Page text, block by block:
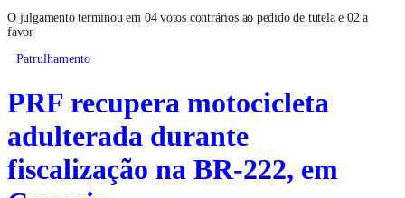
O julgamento terminou em 04 votos contrários ao pedido de tutela e 02 a
favor
Patrulhamento
PRF recupera motocicleta
adulterada durante
fiscalização na BR-222, em